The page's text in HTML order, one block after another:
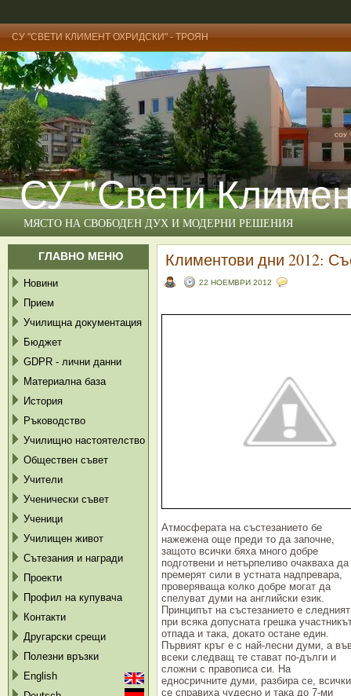
СУ "СВЕТИ КЛИМЕНТ ОХРИДСКИ" - ТРОЯН
СУ "Свети
МЯСТО НА СВОБОДЕН ДУХ И МОДЕРНИ РЕШЕНИЯ
ГЛАВНО МЕНЮ
Новини
Прием
Училищна документация
Бюджет
GDPR - лични данни
Материална база
История
Ръководство
Училищно настоятелство
Обществен съвет
Учители
Ученически съвет
Ученици
Училищен живот
Сътезания и награди
Проекти
Профил на купувача
Контакти
Другарски срещи
Полезни връзки
English
Климентови дни 2012:
22 НОЕМВРИ 2012
Атмосферата на състезанието бе
нажежена още преди то да започне,
защото всички бяха много добре
подготвени и нетърпеливо очакваха да
премерят сили в устната надпревара,
проверяваща колко добре могат да
спелуват думи на английски език.
Принципът на състезанието е
при всяка допусната грешка
отпада и така, докато остане един.
Първият кръг е с най-лесни думи, а
всеки следващ те стават по-дълги и
сложни с правописа си. На
едносричните думи, разбира се, всички
се справиха чудесно и така до 7-ми